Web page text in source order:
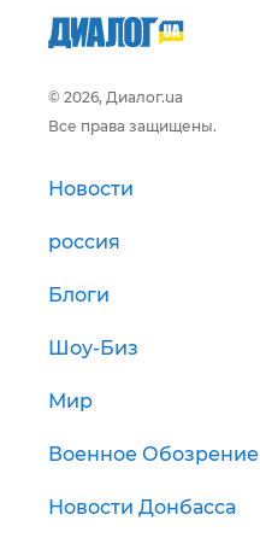
© 2026, Диалог.ua
Все права защищены.
Новости
россия
Блоги
Шоу-Биз
Мир
Военное Обозрение
Новости Донбасса